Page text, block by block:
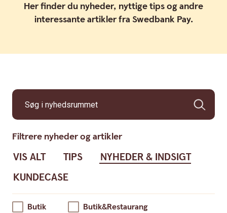
Her finder du nyheder, nyttige tips og andre
interessante artikler fra Swedbank Pay.
Søg i nyhedsrummet
Filtrere nyheder og artikler
VIS ALT TIPS
NYHEDER & INDSIGT
KUNDECASE
Butik
Butik&restaurang